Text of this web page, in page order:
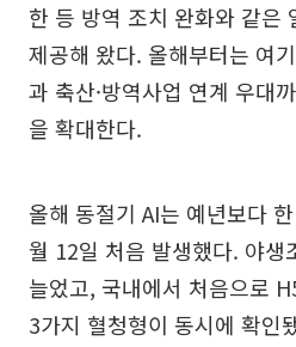
한 등 방역 조치 완화와 같은
제공해 왔다. 올해부터는 여
과 축산·방역사업 연계 우대
을 확대한다.
올해 동절기 AI는 예년보다
월 12일 처음 발생했다. 야생
늘었고, 국내에서 처음으로
3가지 혈청형이 동시에 확인